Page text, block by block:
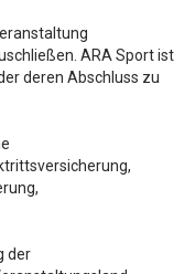
ARA Sport ist
deren Abschluss zu
der